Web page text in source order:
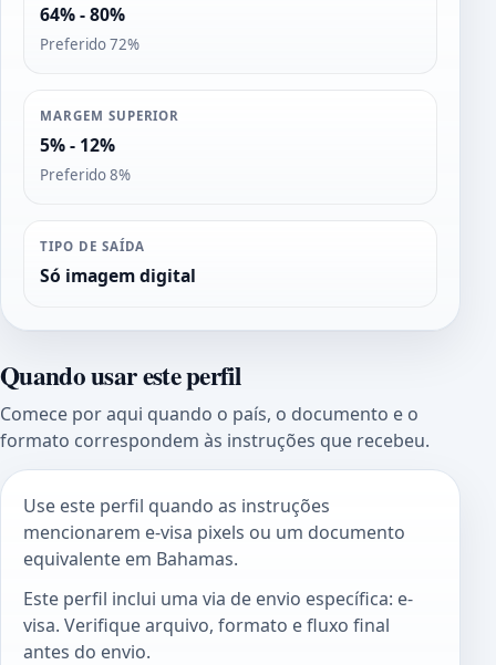
64% - 80%
Preferido 72%
MARGEM SUPERIOR
5% - 12%
Preferido 8%
TIPO DE SAÍDA
Só imagem digital
Quando usar este perfil
Comece por aqui quando o país, o documento e o
formato correspondem às instruções que recebeu.
Use este perfil quando as instruções
mencionarem e-visa pixels ou um documento
equivalente em Bahamas.
Este perfil inclui uma via de envio específica: e-
visa. Verifique arquivo, formato e fluxo final
antes do envio.